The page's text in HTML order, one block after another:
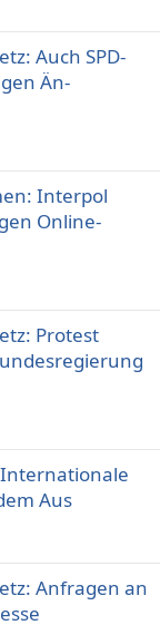
Auch SPD-
Än­
Interpol
Online-
Protest
Aus
Anfragen an